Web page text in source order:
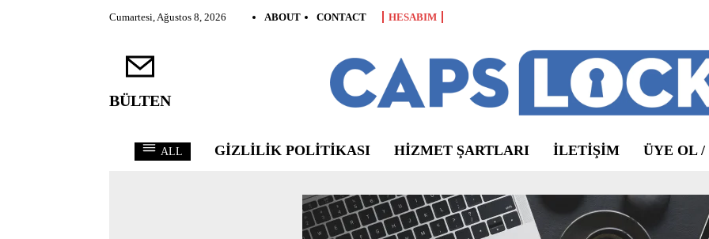
Cumartesi, Ağustos 8, 2026 ABOUT CONTACT HESABIM
BÜLTEN
ALL GIZLILIK POLITIKASI HIZMET ŞARTLARI ILETIŞIM ÜYE OL /